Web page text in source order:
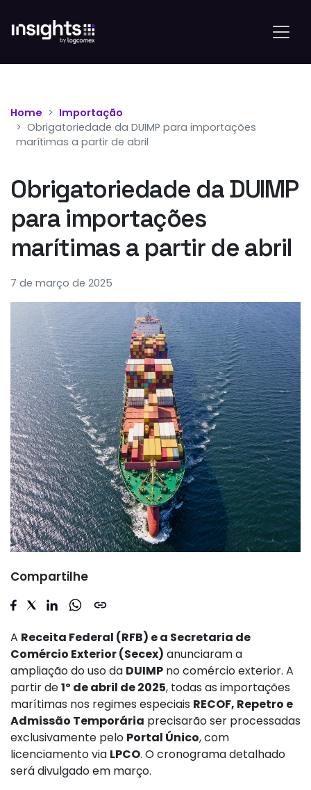
Home
Importação
Obrigatoriedade da DUIMP para importações
marítimas a partir de abril
Obrigatoriedade da DUIMP
para importações
marítimas a partir de abril
7 de março de 2025
Compartilhe
A Receita Federal (RFB) e a Secretaria de
Comércio Exterior (Secex) anunciaram a
ampliação do uso da DUIMP no comércio exterior. A
partir de1º de abril de 2025, todas as importações
marítimas nos regimes especiais RECOF, Repetro e
Admissão Temporária precisarão ser processadas
exclusivamente pelo Portal Único, com
licenciamento via LPCO. O cronograma detalhado
será divulgado em março.